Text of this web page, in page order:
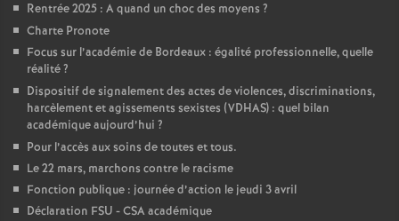
n
s
o
Rentrée 2025 : A quand un choc des moyens ?
Charte Pronote
Focus sur l’académie de Bordeaux : égalité professionnelle, quelle
réalité?
Dispositif de signalement des actes de violences, discriminations,
harcèlement et agissements sexistes (VDHAS) : quel bilan
académique aujourd’hui ?
Pour l’accès aux soins de toutes et tous.
Le 22 mars, marchons contre le racisme
Fonction publique : journée d’action le jeudi 3 avril
Déclaration FSU - CSA académique